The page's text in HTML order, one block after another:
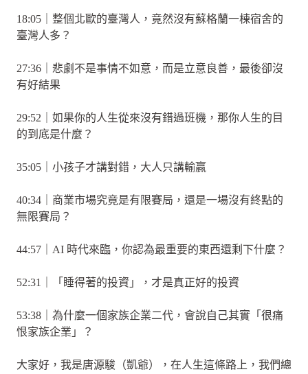
18:05｜整個北歐的臺灣人，竟然沒有蘇格蘭一棟宿舍的
臺灣人多？
27:36｜悲劇不是事情不如意，而是立意良善，最後卻沒
有好結果
29:52｜如果你的人生從來沒有錯過班機，那你人生的目
的到底是什麼？
35:05｜小孩子才講對錯，大人只講輸贏
40:34｜商業市場究竟是有限賽局，還是一場沒有終點的
無限賽局？
44:57｜AI 時代來臨，你認為最重要的東西還剩下什麼？
52:31｜「睡得著的投資」，才是真正好的投資
53:38｜為什麼一個家族企業二代，會說自己其實「很痛
恨家族企業」？
大家好，我是唐源駿（凱爺），在人生這條路上，我們總